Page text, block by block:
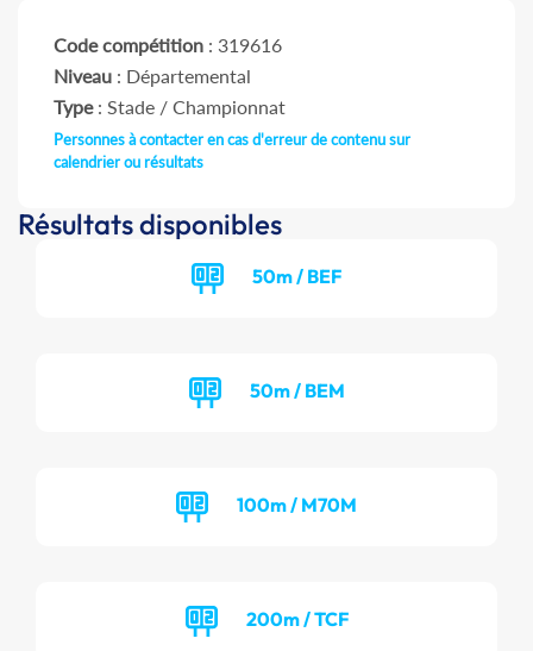
Code compétition : 319616
Niveau : Départemental
Type: Stade / Championnat
Personnes à contacter en cas d'erreur de contenu sur
calendrier ou résultats
Résultats disponibles
50m / BEF
50m / BEM
100m / M70M
200m / TCF